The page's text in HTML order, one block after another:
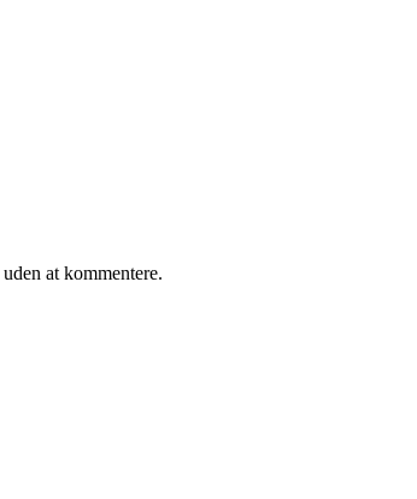
uden at kommentere.